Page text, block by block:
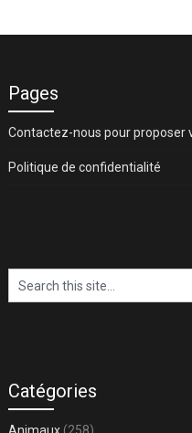
Pages
Contactez-nous pour proposer
Politique de confidentialité
Catégories